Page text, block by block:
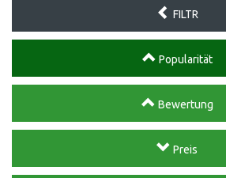
FILTR
Popularität
Bewertung
Preis